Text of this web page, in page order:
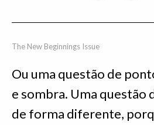
The New Beginnings Issue
Ou uma questão de
e sombra. Uma questão
de forma diferente,